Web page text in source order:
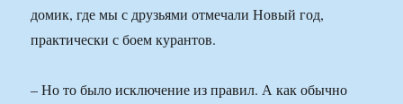
домик, где мы с друзьями отмечали Новый год,
практически с боем курантов.
– Но то было исключение из правил. А как обычно